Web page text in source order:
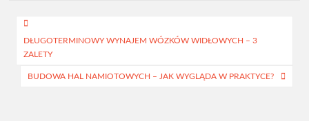
Nawigacja
wpisu
DŁUGOTERMINOWY WYNAJEM WÓZKÓW WIDŁOWYCH – 3
ZALETY
BUDOWA HAL NAMIOTOWYCH – JAK WYGLĄDA W PRAKTYCE?